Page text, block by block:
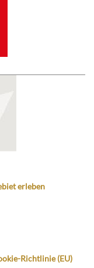
erleben
Richtlinie (EU)